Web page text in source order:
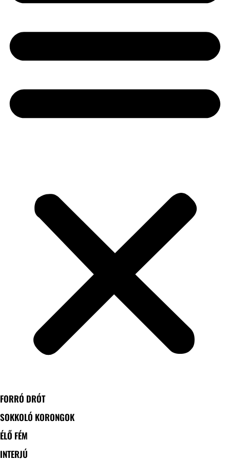
FORRÓ DRÓT
SOKKOLÓ KORONGOK
ÉLŐ FÉM
INTERJÚ